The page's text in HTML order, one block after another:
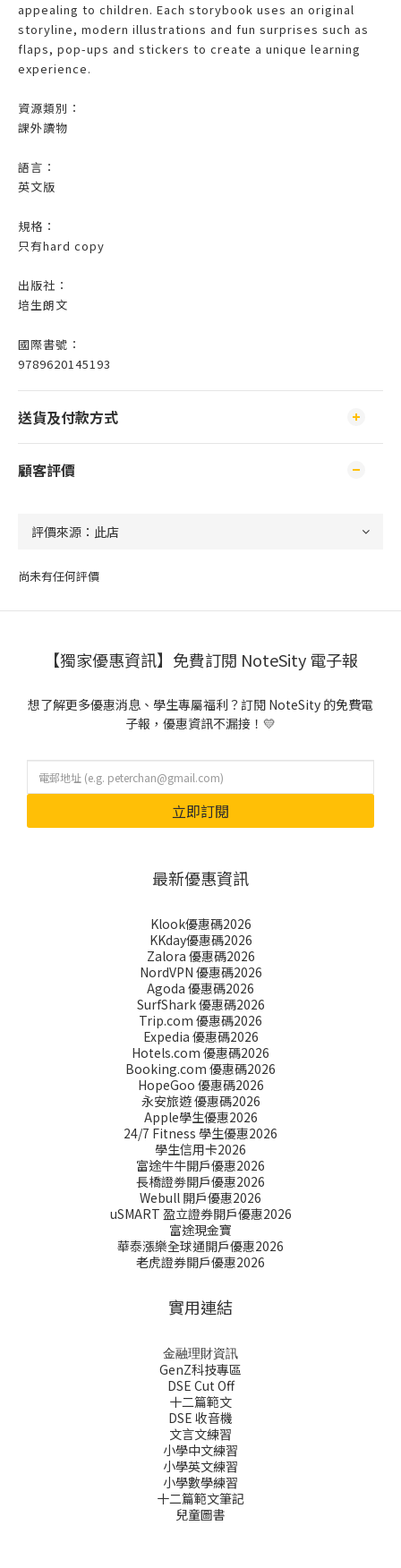
appealing to children. Each storybook uses an original
storyline, modern illustrations and fun surprises such as
flaps, pop-ups and stickers to create a unique learning
experience.
資源類別：
課外讀物
語言：
英文版
規格：
只有hard copy
出版社：
培生朗文
國際書號：
9789620145193
送貨及付款方式
顧客評價
尚未有任何評價
【獨家優惠資訊】免費訂閱 NoteSity 電子報
想了解更多優惠消息、學生專屬福利？訂閱 NoteSity 的免費電
子報，優惠資訊不漏接！💛
立即訂閱
最新優惠資訊
Klook優惠碼2026
KKday優惠碼2026
Zalora 優惠碼2026
NordVPN 優惠碼2026
Agoda 優惠碼2026
SurfShark 優惠碼2026
Trip.com 優惠碼2026
Expedia 優惠碼2026
Hotels.com 優惠碼2026
Booking.com 優惠碼2026
HopeGoo 優惠碼2026
永安旅遊 優惠碼2026
Apple學生優惠2026
24/7 Fitness 學生優惠2026
學生信用卡2026
富途牛牛開戶優惠2026
長橋證劵開戶優惠2026
Webull 開戶優惠2026
uSMART 盈立證券開戶優惠2026
富途現金寶
華泰漲樂全球通開戶優惠2026
老虎證券開戶優惠2026
實用連結
金融理財資訊
GenZ科技專區
DSE Cut Off
十二篇範文
DSE 收音機
文言文練習
小學中文練習
小學英文練習
小學數學練習
十二篇範文筆記
兒童圖書